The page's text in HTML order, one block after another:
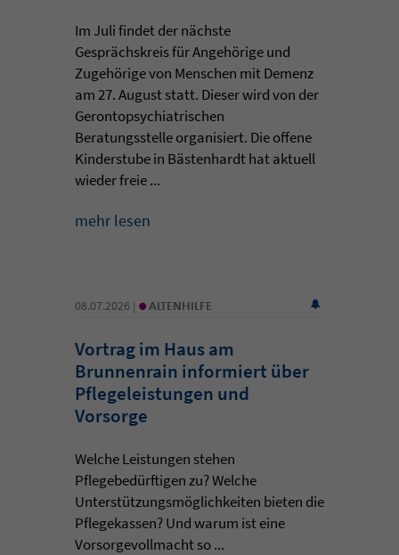
Im Juli findet der nächste
Gesprächskreis für Angehörige und
Zugehörige von Menschen mit Demenz
am 27. August statt. Dieser wird von der
Gerontopsychiatrischen
Beratungsstelle organisiert. Die offene
Kinderstube in Bästenhardt hat aktuell
wieder freie ...
mehr lesen
08.07.2026 | • ALTENHILFE
Vortrag im Haus am
Brunnenrain informiert über
Pflegeleistungen und
Vorsorge
Welche Leistungen stehen
Pflegebedürftigen zu? Welche
Unterstützungsmöglichkeiten bieten die
Pflegekassen? Und warum ist eine
Vorsorgevollmacht so ...